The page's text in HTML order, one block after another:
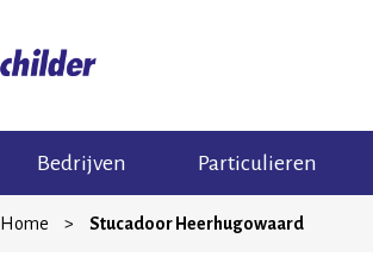
Bedrijven Particulieren
Home > Stucadoor Heerhugowaard